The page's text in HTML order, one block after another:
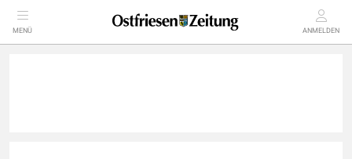
MENÜ ANMELDEN